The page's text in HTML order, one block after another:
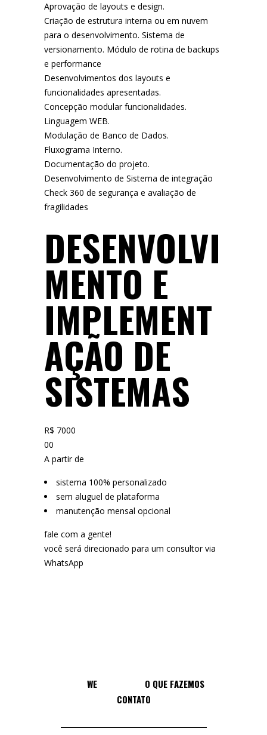
Aprovação de layouts e design.
Criação de estrutura interna ou em nuvem
para o desenvolvimento. Sistema de
versionamento. Módulo de rotina de backups
e performance
Desenvolvimentos dos layouts e
funcionalidades apresentadas.
Concepção modular funcionalidades.
Linguagem WEB.
Modulação de Banco de Dados.
Fluxograma Interno.
Documentação do projeto.
Desenvolvimento de Sistema de integração
Check 360 de segurança e avaliação de
fragilidades
DESENVOLVI
MENTO E
IMPLEMENT
AÇÃO DE
SISTEMAS
R$ 7000
00
A partir de
sistema 100% personalizado
sem aluguel de plataforma
manutenção mensal opcional
fale com a gente!
você será direcionado para um consultor via
WhatsApp
WE
O QUE FAZEMOS
CONTATO